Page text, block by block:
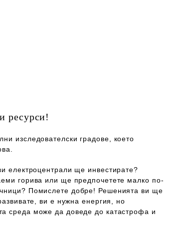
ресурси!
изследователски градове, което
електроцентрали ще инвестирате?
горива или ще предпочетете малко по-
Помислете добре! Решенията ви ще
ви е нужна енергия, но
среда може да доведе до катастрофа и